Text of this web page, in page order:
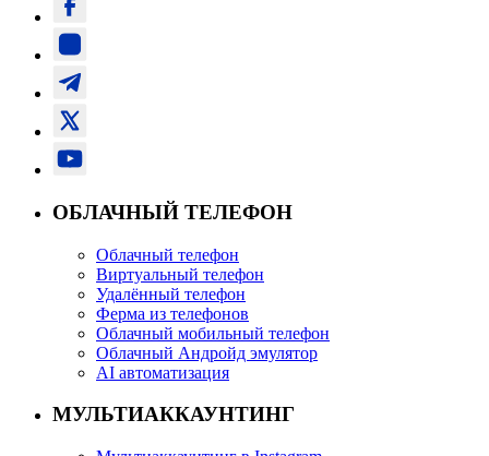
ОБЛАЧНЫЙ ТЕЛЕФОН
Облачный телефон
Виртуальный телефон
Удалённый телефон
Ферма из телефонов
Облачный мобильный телефон
Облачный Андройд эмулятор
AI автоматизация
МУЛЬТИАККАУНТИНГ